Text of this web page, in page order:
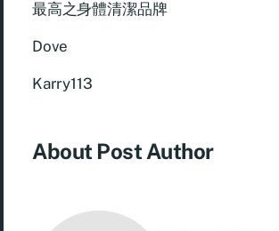
最高之身體清潔品牌
Dove
Karry113
About Post Author